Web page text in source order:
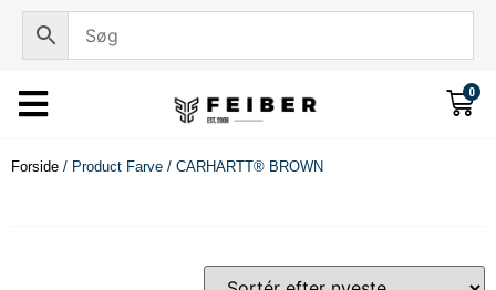
0
Forside / Product Farve / CARHARTT® BROWN